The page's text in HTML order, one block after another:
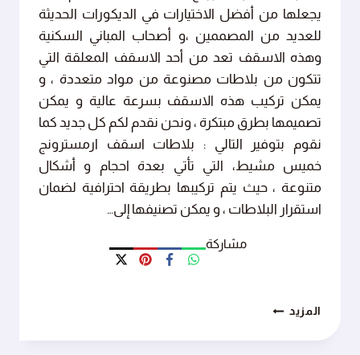
يجعلها من أفضل الاختيارات في الديكورات الحديثة
للعديد من المصممين ،و أصحاب المباني السكنية
وهذه الاسقف تعد من أحد الاسقف المعلقة التي
تتكون من بلاطات مصنوعة من مواد متعددة ، و
يمكن تركيب هذه الاسقف بسرعة عالية و يمكن
تصميمها بطرق مبتكرة ، ونحن نقدم لكم كل جديد كما
نقوم بتوفير التالي : بلاطات اسقف ارمسترونج
خميس مشيط، التي تأتي بعدة احجام و أشكال
متنوعة ، حيث يتم تركيبها بطريقة احترافية لضمان
استقرار البلاطات ، و يمكن تصنيفها إلى…
مشاركة
المزيد اسقف
ابها